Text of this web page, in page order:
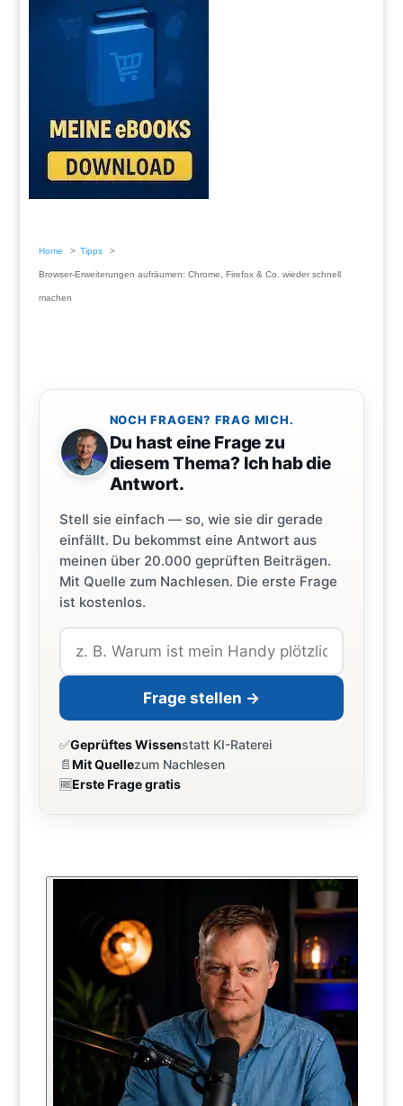
Home Tipps
Browser-Erweiterungen aufräumen: Chrome, Firefox & Co. wieder schnell
machen
NOCH FRAGEN? FRAG MICH.
Du hast eine Frage zu
diesem Thema? Ich hab die
Antwort.
Stell sie einfach — so, wie sie dir gerade
einfällt. Du bekommst eine Antwort aus
meinen über 20.000 geprüften Beiträgen.
Mit Quelle zum Nachlesen. Die erste Frage
ist kostenlos.
Frage stellen →
✅Geprüftes Wissenstatt KI-Raterei
📄Mit Quellezum Nachlesen
🆓Erste Frage gratis